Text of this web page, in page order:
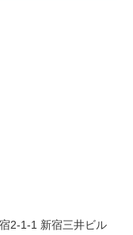
2-1-1 新宿三井ビル